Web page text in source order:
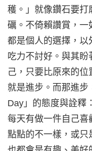
穫。」就像鑽石要
礪。不倚賴讚賞，一
都是個人的選擇，以
吃力不討好。與其盼
己，只要比原來的位
就是進步。而那進
Day」的態度與詮釋
每天有做一件自己
點點的不一樣，或只